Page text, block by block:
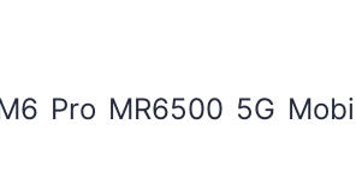
Pro MR6500 5G